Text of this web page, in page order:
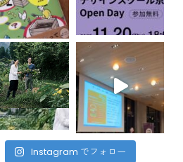
Instagram でフォロー